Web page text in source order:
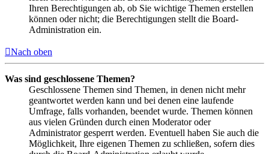
Ihren Berechtigungen ab, ob Sie wichtige Themen erstellen
können oder nicht; die Berechtigungen stellt die Board-
Administration ein.
Nach oben
Was sind geschlossene Themen?
Geschlossene Themen sind Themen, in denen nicht mehr
geantwortet werden kann und bei denen eine laufende
Umfrage, falls vorhanden, beendet wurde. Themen können
aus vielen Gründen durch einen Moderator oder
Administrator gesperrt werden. Eventuell haben Sie auch die
Möglichkeit, Ihre eigenen Themen zu schließen, sofern dies